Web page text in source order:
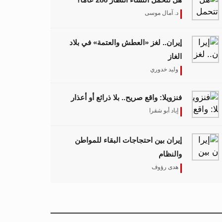
د. آمال موسى
إيران.. لغز «العطش والعتمة» في بلاد
الغاز
وليد خدوري
فنزويلا: واقع صريح.. بلا ذرائع أو أعذار
إياد أبو شقرا
إيران بين احتجاجات البقاء للمواطن
والنظام
هدى رؤوف